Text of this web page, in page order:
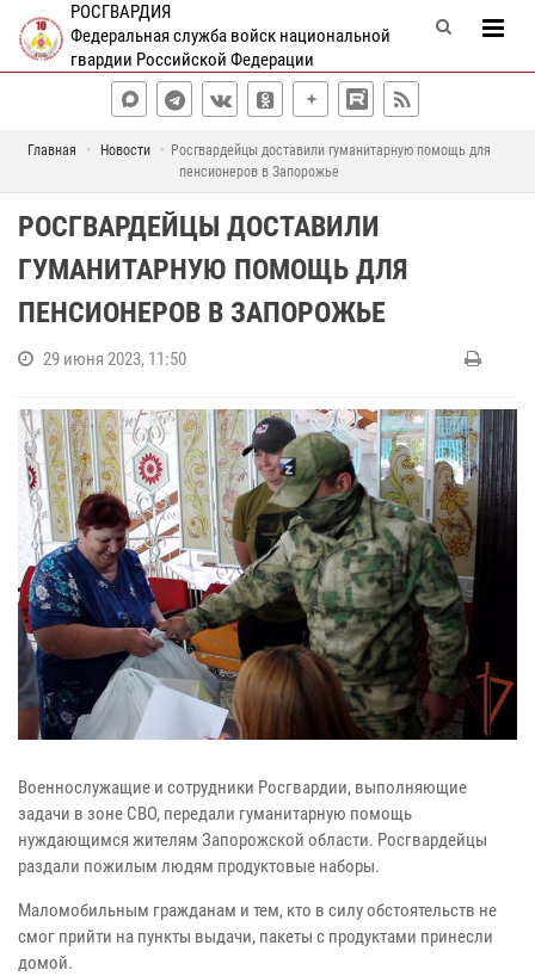
РОСГВАРДИЯ
Федеральная служба войск национальной
гвардии Российской Федерации
Главная Новости
Росгвардейцы доставили гуманитарную помощь для
пенсионеров в Запорожье
РОСГВАРДЕЙЦЫ ДОСТАВИЛИ
ГУМАНИТАРНУЮ ПОМОЩЬ ДЛЯ
ПЕНСИОНЕРОВ В ЗАПОРОЖЬЕ
29 июня 2023, 11:50
Военнослужащие и сотрудники Росгвардии, выполняющие
задачи в зоне СВО, передали гуманитарную помощь
нуждающимся жителям Запорожской области. Росгвардейцы
раздали пожилым людям продуктовые наборы.
Маломобильным гражданам и тем, кто в силу обстоятельств не
смог прийти на пункты выдачи, пакеты с продуктами принесли
домой.